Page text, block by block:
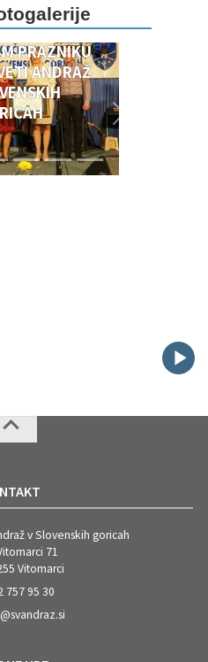
OB 20.
PRAZNIKU
PRAZNIKU
ANDRAŽ
v Slovenskih goricah
71
Vitomarci
757 95 30